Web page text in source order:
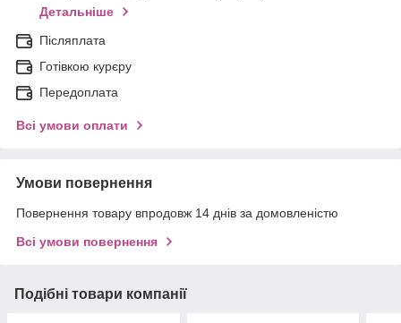
Детальніше
Післяплата
Готівкою курєру
Передоплата
Всі умови оплати
Умови повернення
Повернення товару впродовж 14 днів за домовленістю
Всі умови повернення
Подібні товари компанії